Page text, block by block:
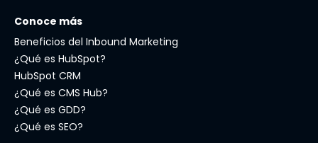
Conoce más
Beneficios del Inbound Marketing
¿Qué es HubSpot?
HubSpot CRM
¿Qué es CMS Hub?
¿Qué es GDD?
¿Qué es SEO?